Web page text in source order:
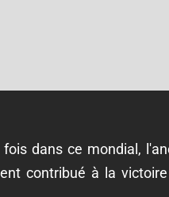
dans ce mondial,
contribué à la